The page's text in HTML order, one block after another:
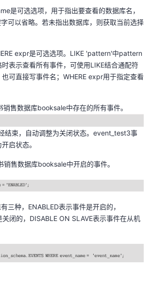
是可选选项，用于指出要查看的数据库名，
可以省略。若未指出数据库，则获取当前选择
expr是可选选项。LIKE 'pattern'中pattern
表示查看所有事件，可使用LIKE结合通配符
可直接写事件名；WHERE expr用于指定查看
销售数据库booksale中存在的所有事件。
结束，自动调整为关闭状态。event_test3事
启状态。
销售数据库booksale中开启的事件。
三种，ENABLED表示事件是开启的，
关闭的，DISABLE ON SLAVE表示事件在从机